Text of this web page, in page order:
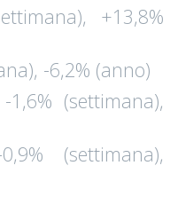
+13,8%
-6,2% (anno)
-1,6% (settimana),
(settimana),